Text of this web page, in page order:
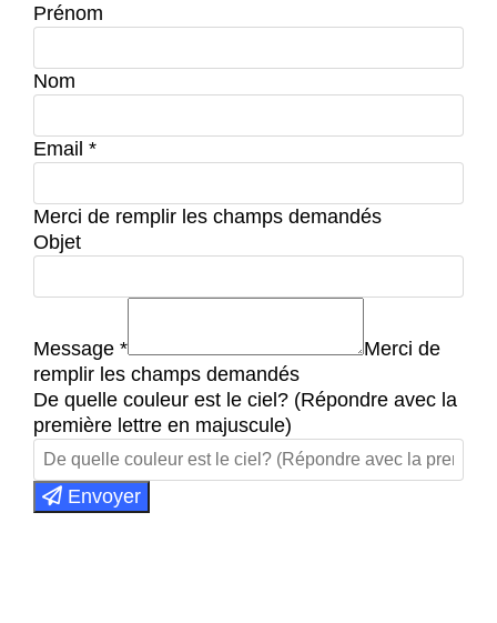
Prénom
Nom
Email *
Merci de remplir les champs demandés
Objet
Message *
Merci de
remplir les champs demandés
De quelle couleur est le ciel? (Répondre avec la
première lettre en majuscule)
Envoyer